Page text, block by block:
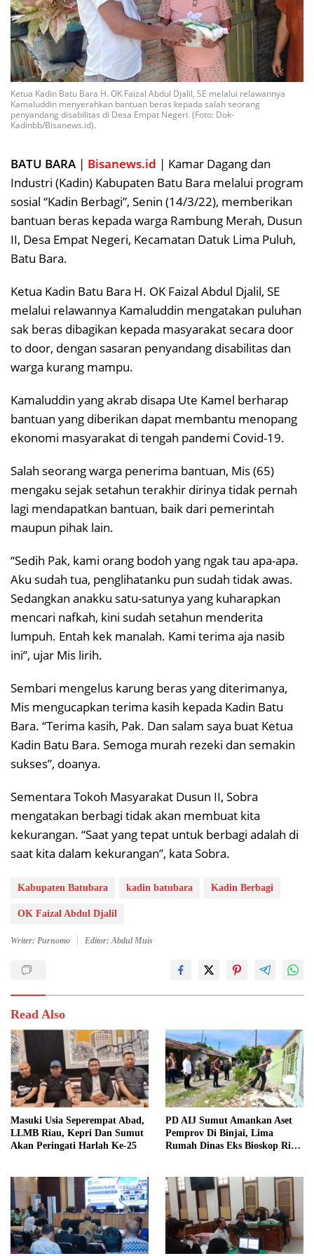
Ketua Kadin Batu Bara H. OK Faizal Abdul Djalil, SE melalui relawannya
Kamaluddin menyerahkan bantuan beras kepada salah seorang
penyandang disabilitas di Desa Empat Negeri. (Foto: Dok-
Kadinbb/Bisanews.id).
BATU BARA | Bisanews.id | Kamar Dagang dan
Industri (Kadin) Kabupaten Batu Bara melalui program
sosial “Kadin Berbagi”, Senin (14/3/22), memberikan
bantuan beras kepada warga Rambung Merah, Dusun
II, Desa Empat Negeri, Kecamatan Datuk Lima Puluh,
Batu Bara.
Ketua Kadin Batu Bara H. OK Faizal Abdul Djalil, SE
melalui relawannya Kamaluddin mengatakan puluhan
sak beras dibagikan kepada masyarakat secara door
to door, dengan sasaran penyandang disabilitas dan
warga kurang mampu.
Kamaluddin yang akrab disapa Ute Kamel berharap
bantuan yang diberikan dapat membantu menopang
ekonomi masyarakat di tengah pandemi Covid-19.
Salah seorang warga penerima bantuan, Mis (65)
mengaku sejak setahun terakhir dirinya tidak pernah
lagi mendapatkan bantuan, baik dari pemerintah
maupun pihak lain.
“Sedih Pak, kami orang bodoh yang ngak tau apa-apa.
Aku sudah tua, penglihatanku pun sudah tidak awas.
Sedangkan anakku satu-satunya yang kuharapkan
mencari nafkah, kini sudah setahun menderita
lumpuh. Entah kek manalah. Kami terima aja nasib
ini”, ujar Mis lirih.
Sembari mengelus karung beras yang diterimanya,
Mis mengucapkan terima kasih kepada Kadin Batu
Bara. “Terima kasih, Pak. Dan salam saya buat Ketua
Kadin Batu Bara. Semoga murah rezeki dan semakin
sukses”, doanya.
Sementara Tokoh Masyarakat Dusun II, Sobra
mengatakan berbagi tidak akan membuat kita
kekurangan. “Saat yang tepat untuk berbagi adalah di
saat kita dalam kekurangan”, kata Sobra.
Kabupaten Batubara kadin batubara Kadin Berbagi
OK Faizal Abdul Djalil
Writer: Purnomo Editor: Abdul Muis
Read Also
Masuki Usia Seperempat Abad,
LLMB Riau, Kepri Dan Sumut
Akan Peringati Harlah Ke-25
PD AIJ Sumut Amankan Aset
Pemprov Di Binjai, Lima
Rumah Dinas Eks Bioskop Ria